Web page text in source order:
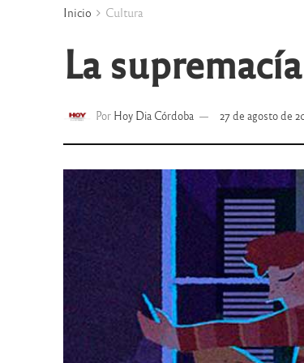
Inicio Cultura
La
Por Hoy Dia Córdoba 27 de agosto de